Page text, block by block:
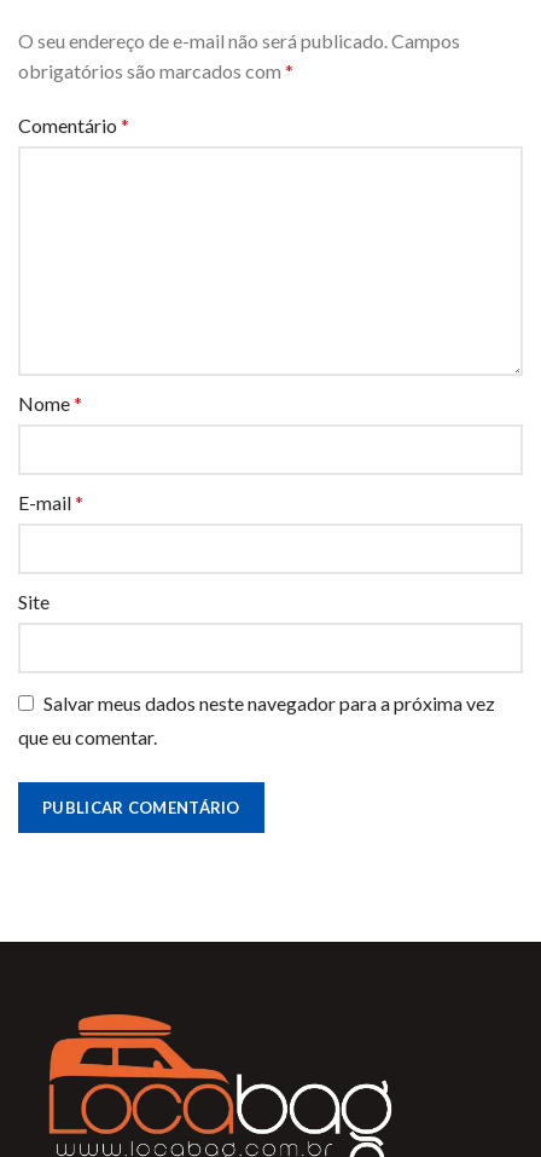
O seu endereço de e-mail não será publicado. Campos
obrigatórios são marcados com *
Comentário *
Nome*
E-mail*
Site
Salvar meus dados neste navegador para a próxima vez
que eu comentar.